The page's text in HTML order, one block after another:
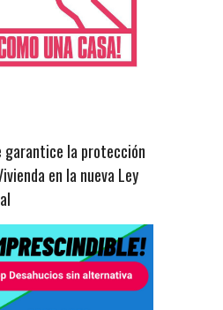
garantice la protección
en la nueva Ley